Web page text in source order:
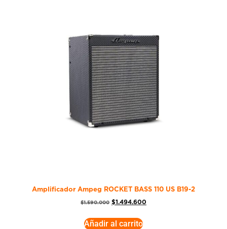
Amplificador Ampeg ROCKET BASS 110 US B19-2
$1.590.000 $1.494.600
Añadir al carrito